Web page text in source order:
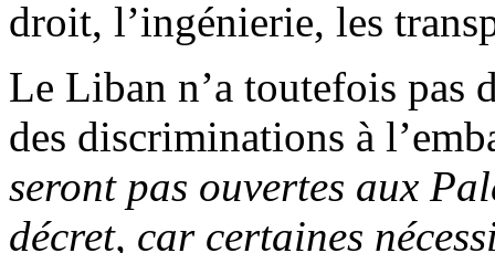
droit, l’ingénierie, les
Le Liban n’a toutefois pas
des discriminations à
seront pas ouvertes aux
décret, car certaines